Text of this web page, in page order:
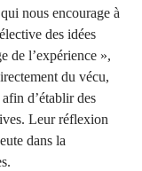
nous encourage à
des idées
de l’expérience »,
du vécu,
d’établir des
Leur réflexion
dans la